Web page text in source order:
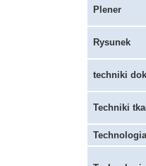
Plener
Rysunek
techniki
Techniki